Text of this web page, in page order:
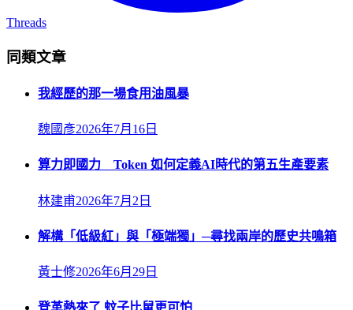
Threads
同類文章
我經歷的那一場食用油風暴
魏國彥2026年7月16日
算力即國力 Token 如何定義AI時代的第五生產要素
林建甫2026年7月2日
解構「低級紅」與「極端獨」─尋找兩岸的歷史共鳴箱
黃士修2026年6月29日